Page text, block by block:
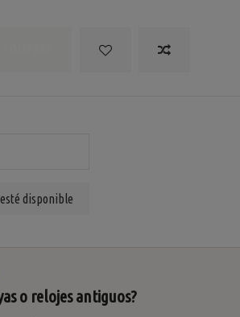
o relojes antiguos?